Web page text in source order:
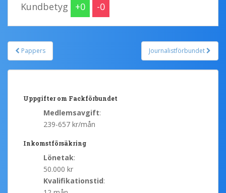
Kundbetyg 0 0
Post navigation
Pappers Journalistförbundet
Uppgifter om Fackförbundet
Medlemsavgift:
239-657 kr/mån
Inkomstförsäkring
Lönetak:
50.000 kr
Kvalifikationstid: